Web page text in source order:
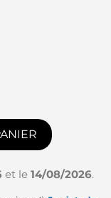
et le 14/08/2026.